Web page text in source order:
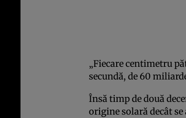
„Fiecare centimetru
secundă, de 60
Însă timp de două
origine solară decât se